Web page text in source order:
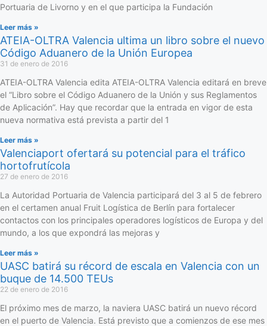
Portuaria de Livorno y en el que participa la Fundación
Leer más »
ATEIA-OLTRA Valencia ultima un libro sobre el nuevo
Código Aduanero de la Unión Europea
31 de enero de 2016
ATEIA-OLTRA Valencia edita ATEIA-OLTRA Valencia editará en breve
el “Libro sobre el Código Aduanero de la Unión y sus Reglamentos
de Aplicación”. Hay que recordar que la entrada en vigor de esta
nueva normativa está prevista a partir del 1
Leer más »
Valenciaport ofertará su potencial para el tráfico
hortofrutícola
27 de enero de 2016
La Autoridad Portuaria de Valencia participará del 3 al 5 de febrero
en el certamen anual Fruit Logística de Berlín para fortalecer
contactos con los principales operadores logísticos de Europa y del
mundo, a los que expondrá las mejoras y
Leer más »
UASC batirá su récord de escala en Valencia con un
buque de 14.500 TEUs
22 de enero de 2016
El próximo mes de marzo, la naviera UASC batirá un nuevo récord
en el puerto de Valencia. Está previsto que a comienzos de ese mes